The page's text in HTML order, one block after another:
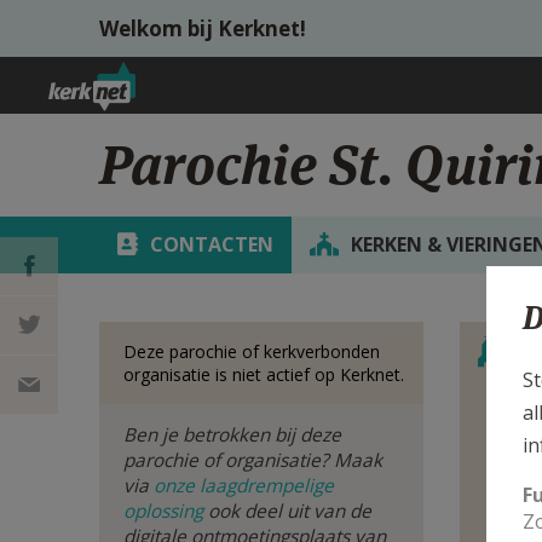
Overslaan en naar de inhoud gaan
Welkom bij Kerknet!
Parochie St.
CONTACTEN KERKEN &
DEEL OP
FACEBOOK
DEEL OP
Deze parochie of kerkverbonden
organisatie is niet actief op Kerknet.
Ben je betrokken bij deze
parochie of organisatie? Maak
via onze laagdrempelige
oplossingook deel uit van de
digitale ontmoetingsplaats van